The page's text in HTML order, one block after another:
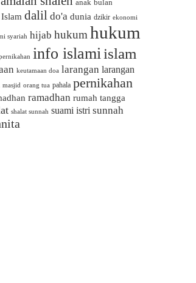
anak bulan
dalil do'a dunia dzikir ekonomi
syariah hijab hukum hukum
info islamiislam
keutamaan doa larangan larangan
masjid orang tua pahala pernikahan
ramadhan rumah tangga
shalat sunnah suami istri sunnah